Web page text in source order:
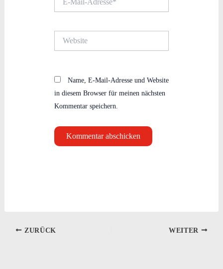
Mail-
Name, E-Mail-Adresse und Website
in diesem Browser für meinen nächsten
Kommentar speichern.
ZURÜCK WEITER